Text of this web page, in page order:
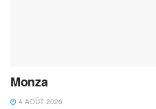
Monza
4 AOÛT 2026